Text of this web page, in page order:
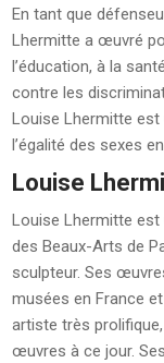
En tant que
Lhermitte a œuvré
l’éducation, à la
contre les
Louise Lhermitte
l’égalité des sexes
Louise
Louise Lhermitte est
des Beaux-Arts de
sculpteur. Ses
musées en France
artiste très
œuvres à ce jour.